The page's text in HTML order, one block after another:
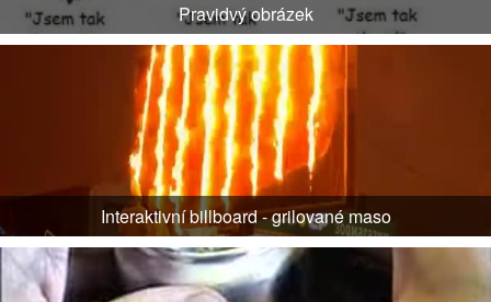
Pravidvý obrázek
Interaktivní billboard - grilované maso